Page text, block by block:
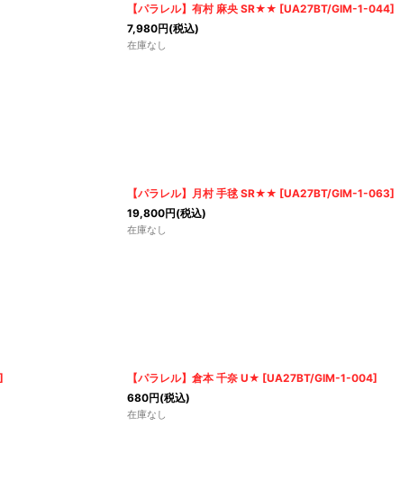
【パラレル】有村 麻央 SR★★ [UA27BT/GIM-1-044]
7,980円(税込)
在庫なし
【パラレル】月村 手毬 SR★★ [UA27BT/GIM-1-063]
19,800円(税込)
在庫なし
]
【パラレル】倉本 千奈 U★ [UA27BT/GIM-1-004]
680円(税込)
在庫なし